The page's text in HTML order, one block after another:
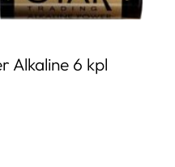
Alkaline 6 kpl